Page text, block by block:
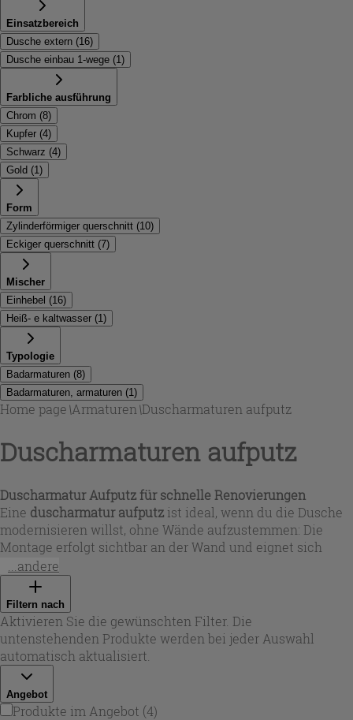
Einsatzbereich
Dusche extern (16)
Dusche einbau 1-wege (1)
Farbliche ausführung
Chrom (8)
Kupfer (4)
Schwarz (4)
Gold (1)
Form
Zylinderförmiger querschnitt (10)
Eckiger querschnitt (7)
Mischer
Einhebel (16)
Heiß- e kaltwasser (1)
Typologie
Badarmaturen (8)
Badarmaturen, armaturen (1)
Home page\Armaturen \Duscharmaturen aufputz
Duscharmaturen aufputz
Duscharmatur Aufputz für schnelle Renovierungen
Eine duscharmatur aufputz ist ideal, wenn du die Dusche
modernisieren willst, ohne Wände aufzustemmen: Die
Montage erfolgt sichtbar an der Wand und eignet sich
besonders für Sanierungen und den Austausch
bestehender Armaturen. In dieser Auswahl findest du
verschiedene Bauformen – vom Einhebelmischer bis zur
Zweigriff-Lösung – mit präziser Wasserregelung und
zuverlässiger Technik. Viele Modelle setzen auf robuste
Materialien wie Messing oder Aluminium sowie integrierte
Strahlregler für einen gleichmäßigen Wasserfluss. Bei
dein Badprojekt – funktional und optisch abgestimmt.
...andere
Filtern nach
Aktivieren Sie die gewünschten Filter. Die
untenstehenden Produkte werden bei jeder Auswahl
automatisch aktualisiert.
Angebot
Produkte im Angebot (4)